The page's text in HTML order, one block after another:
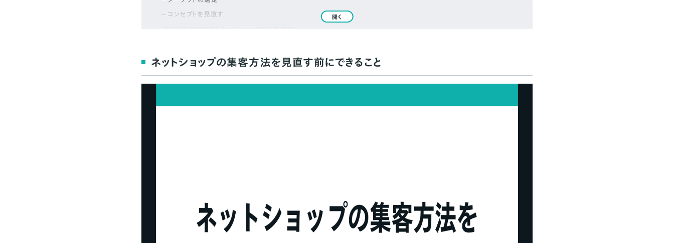
コンセプトを見直す
【無料】自分でできるネットショップの集客方法
（2）ブログやSNSを活用
（3）メルマガ配信
ネットショップに集客するうえでの注意点
広告費は予算内におさめる
開く
ネットショップの集客方法を見直す前にできること